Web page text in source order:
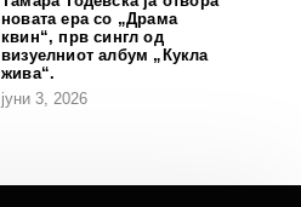
новата ера со „Драма
квин“, прв сингл од
визуелниот албум „Кукла
жива“.
јуни 3, 2026